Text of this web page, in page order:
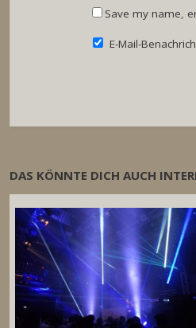
Save my name,
E-Mail-
DAS KÖNNTE DICH AUCH